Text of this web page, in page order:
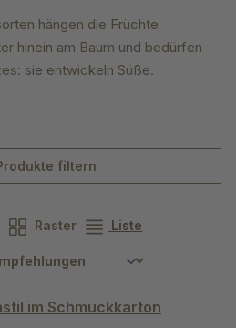
hängen die Früchte
hinein am Baum und bedürfen
sie entwickeln Süße.
filtern
Raster Liste
im Schmuckkarton